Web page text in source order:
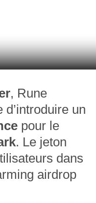
, Rune
un
pour le
. Le jeton
dans
airdrop